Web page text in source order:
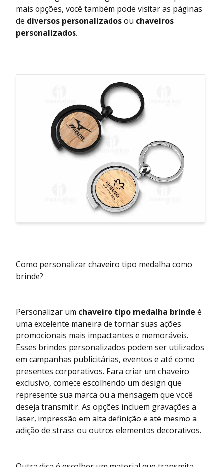
mais opções, você também pode visitar as páginas
de diversos personalizadosou chaveiros
personalizados.
Como personalizar chaveiro tipo medalha como
brinde?
Personalizar um chaveiro tipo medalha brinde é
uma excelente maneira de tornar suas ações
promocionais mais impactantes e memoráveis.
Esses brindes personalizados podem ser utilizados
em campanhas publicitárias, eventos e até como
presentes corporativos. Para criar um chaveiro
exclusivo, comece escolhendo um design que
represente sua marca ou a mensagem que você
deseja transmitir. As opções incluem gravações a
laser, impressão em alta definição e até mesmo a
adição de strass ou outros elementos decorativos.